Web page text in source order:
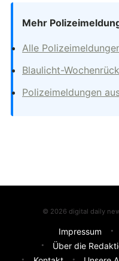
Mehr
Alle
Blaulicht-
Polizeimeldungen
© 2026 digital daily
Impressum
Über die